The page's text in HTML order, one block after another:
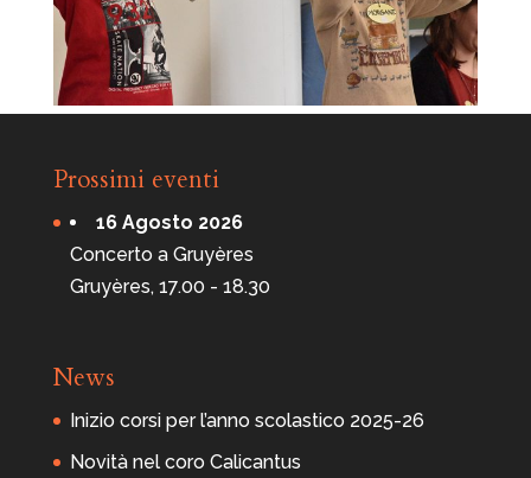
Prossimi eventi
16 Agosto 2026
Concerto a Gruyères
Gruyères, 17.00 - 18.30
News
Inizio corsi per l’anno scolastico 2025-26
Novità nel coro Calicantus